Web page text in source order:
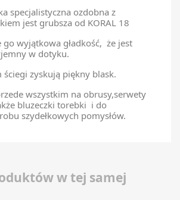
specjalistyczna ozdobna z
jest grubsza od KORAL 18
go wyjątkowa gładkość, że jest
w dotyku.
zyskują piękny blask.
wszystkim na obrusy,serwety
bluzeczki torebki i do
szydełkowych pomysłów.
w tej samej